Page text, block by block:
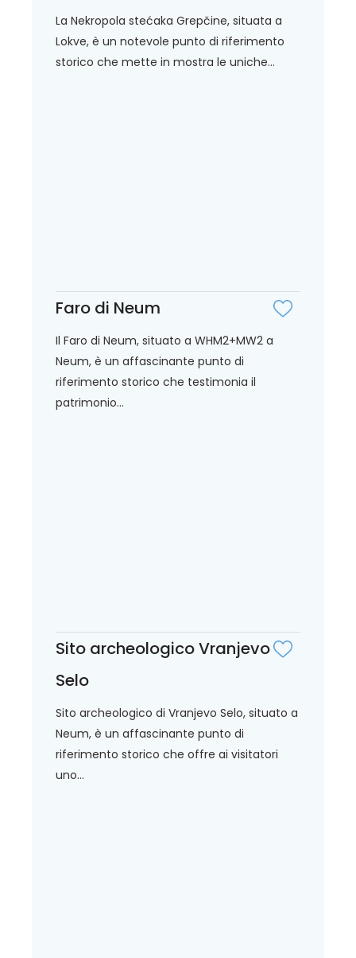
La Nekropola stećaka Grepčine, situata a
Lokve, è un notevole punto di riferimento
storico che mette in mostra le uniche...
Faro di Neum
Il Faro di Neum, situato a WHM2+MW2 a
Neum, è un affascinante punto di
riferimento storico che testimonia il
patrimonio...
Sito archeologico Vranjevo
Selo
Sito archeologico di Vranjevo Selo, situato a
Neum, è un affascinante punto di
riferimento storico che offre ai visitatori
uno...